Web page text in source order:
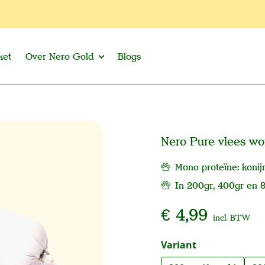
Over Nero Gold Blogs
Nero Pure vlees
Mono proteïne:
In 200gr, 400gr en
€ 4,99 incl. BTW
Selecteer
Variant